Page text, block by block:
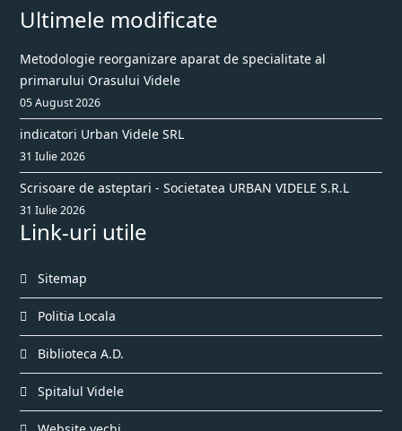
Ultimele modificate
Metodologie reorganizare aparat de specialitate al
primarului Orasului Videle
05 August 2026
indicatori Urban Videle SRL
31 Iulie 2026
Scrisoare de asteptari - Societatea URBAN VIDELE S.R.L
31 Iulie 2026
Link-uri utile
Sitemap
Politia Locala
Biblioteca A.D.
Spitalul Videle